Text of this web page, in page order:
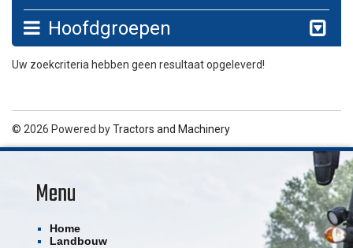
Hoofdgroepen
Uw zoekcriteria hebben geen resultaat opgeleverd!
© 2026 Powered byTractors and Machinery
Menu
Home
Landbouw